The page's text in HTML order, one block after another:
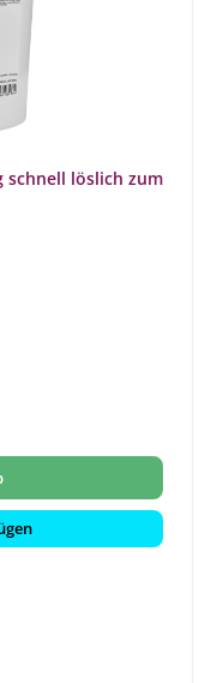
schnell löslich zum